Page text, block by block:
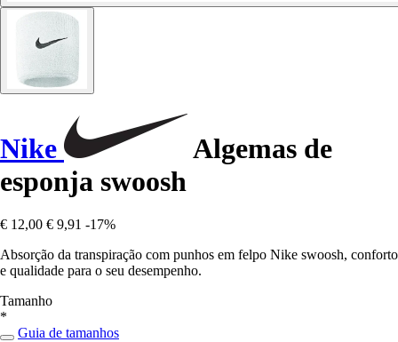
Nike
Algemas de
esponja swoosh
€ 12,00 € 9,91 -17%
Absorção da transpiração com punhos em felpo Nike swoosh, conforto
e qualidade para o seu desempenho.
Tamanho
*
Guia de tamanhos